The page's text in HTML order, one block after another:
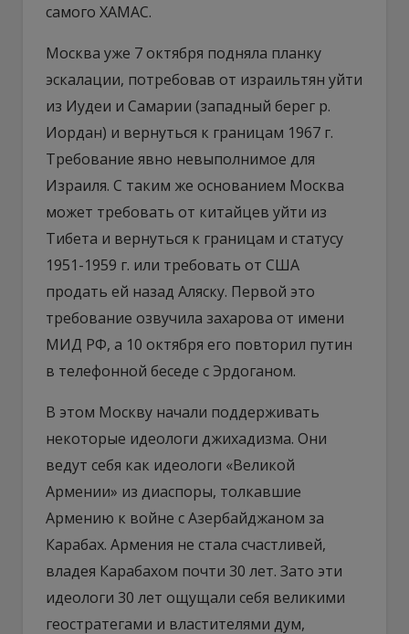
самого ХАМАС.
Москва уже 7 октября подняла планку
эскалации, потребовав от израильтян уйти
из Иудеи и Самарии (западный берег р.
Иордан) и вернуться к границам 1967 г.
Требование явно невыполнимое для
Израиля. С таким же основанием Москва
может требовать от китайцев уйти из
Тибета и вернуться к границам и статусу
1951-1959 г. или требовать от США
продать ей назад Аляску. Первой это
требование озвучила захарова от имени
МИД РФ, а 10 октября его повторил путин
в телефонной беседе с Эрдоганом.
В этом Москву начали поддерживать
некоторые идеологи джихадизма. Они
ведут себя как идеологи «Великой
Армении» из диаспоры, толкавшие
Армению к войне с Азербайджаном за
Карабах. Армения не стала счастливей,
владея Карабахом почти 30 лет. Зато эти
идеологи 30 лет ощущали себя великими
геостратегами и властителями дум,